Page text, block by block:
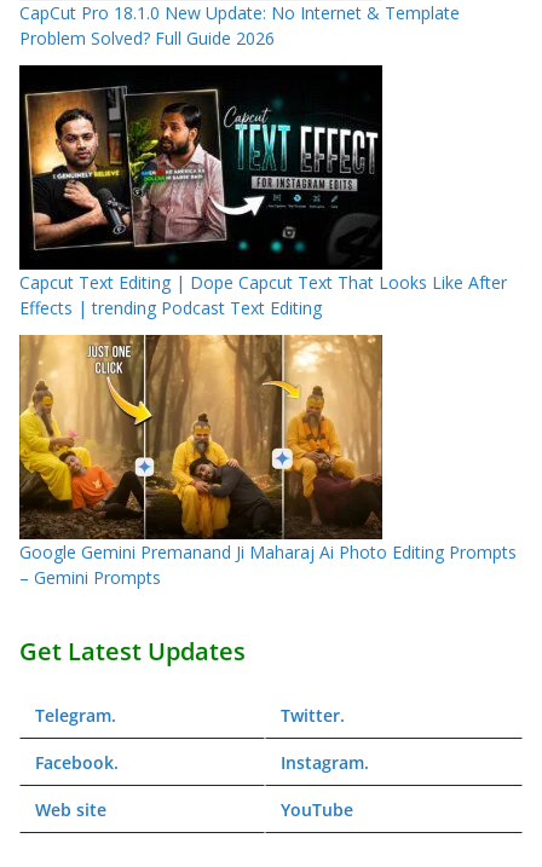
CapCut Pro 18.1.0 New Update: No Internet & Template
Problem Solved? Full Guide 2026
Capcut Text Editing | Dope Capcut Text That Looks Like After
Effects | trending Podcast Text Editing
Google Gemini Premanand Ji Maharaj Ai Photo Editing Prompts
– Gemini Prompts
Get Latest Updates
Telegram. Twitter.
Facebook. Instagram.
Web site YouTube